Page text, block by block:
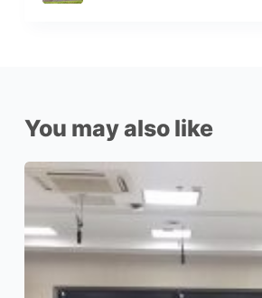
You may also like